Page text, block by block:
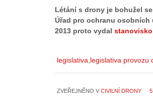
Létání s drony je bohužel
Úřad pro ochranu osobních
2013 proto vydal stanovisko
legislativa legislativa provozu
ZVEŘEJNĚNO V CIVILNÍ DRONY